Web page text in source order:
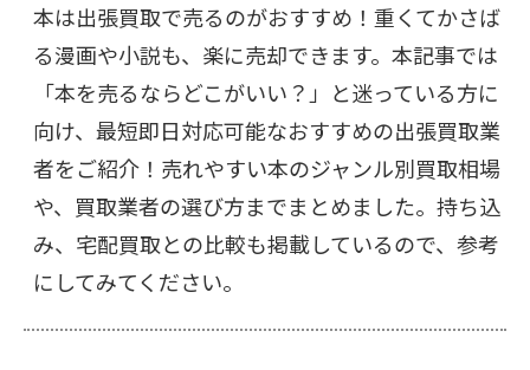
本は出張買取で売るのがおすすめ！重くてかさば
る漫画や小説も、楽に売却できます。本記事では
「本を売るならどこがいい？」と迷っている方に
向け、最短即日対応可能なおすすめの出張買取業
者をご紹介！売れやすい本のジャンル別買取相場
や、買取業者の選び方までまとめました。持ち込
み、宅配買取との比較も掲載しているので、参考
にしてみてください。